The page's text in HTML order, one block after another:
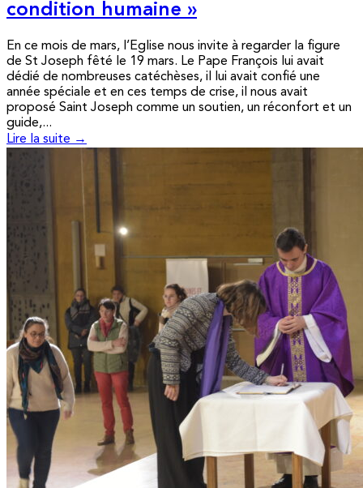
condition humaine »
En ce mois de mars, l’Eglise nous invite à regarder la figure
de St Joseph fêté le 19 mars. Le Pape François lui avait
dédié de nombreuses catéchèses, il lui avait confié une
année spéciale et en ces temps de crise, il nous avait
proposé Saint Joseph comme un soutien, un réconfort et un
guide,...
Lire la suite →